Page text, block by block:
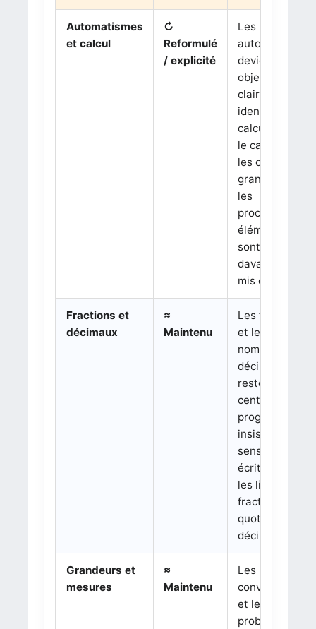
Automatismes
et calcul
↻
Reformulé
/ explicité
Les
automatismes
deviennent un
objectif
clairement
identifié. Le
calcul mental,
le calcul posé,
les ordres de
grandeur et
les
procédures
élémentaires
sont
davantage
mis en avant.
Fractions et
décimaux
≈
Maintenu
Les fractions
et les
nombres
décimaux
restent
centraux. Le
programme
insiste sur le
sens des
écritures et
les liens entre
fractions,
quotients et
décimaux.
Grandeurs et
mesures
≈
Maintenu
Les
conversions
et les
problèmes de